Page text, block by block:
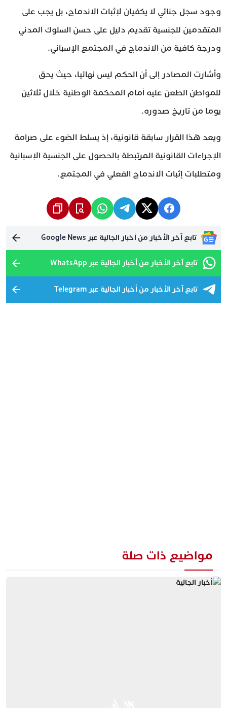
وجود سجل جنائي لا يكفيان لإثبات الاندماج، بل يجب على
المتقدمين للجنسية تقديم دليل على حسن السلوك المدني
ودرجة كافية من الاندماج في المجتمع الإسباني.
وأشارت المصادر إلى أن الحكم ليس نهائيا، حيث يحق
للمواطن الطعن عليه أمام المحكمة الوطنية خلال ثلاثين
يوما من تاريخ صدوره.
ويعد هذا القرار سابقة قانونية، إذ يسلط الضوء على صرامة
الإجراءات القانونية المرتبطة بالحصول على الجنسية الإسبانية
ومتطلبات إثبات الاندماج الفعلي في المجتمع.
تابع آخر الأخبار من أخبار الجالية عبر Google News
تابع آخر الأخبار من أخبار الجالية عبر WhatsApp
تابع آخر الأخبار من أخبار الجالية عبر Telegram
مواضيع ذات صلة